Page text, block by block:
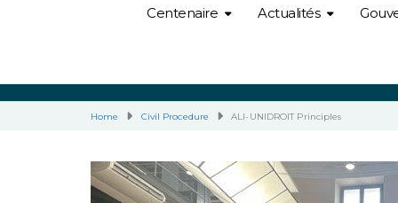
Centenaire Actualités
Home Civil Procedure ALI-UNIDROIT Principles